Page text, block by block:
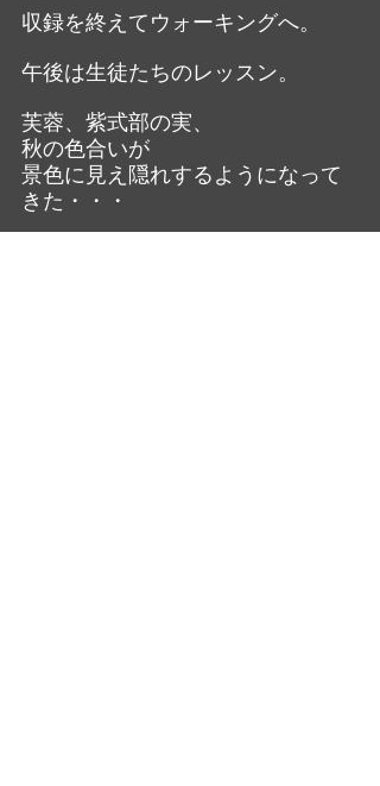
収録を終えてウォーキングへ。
午後は生徒たちのレッスン。
芙蓉、紫式部の実、
秋の色合いが
景色に見え隠れするようになって
きた・・・